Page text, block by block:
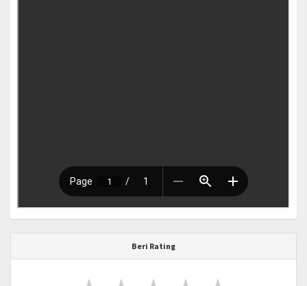
Beri Rating